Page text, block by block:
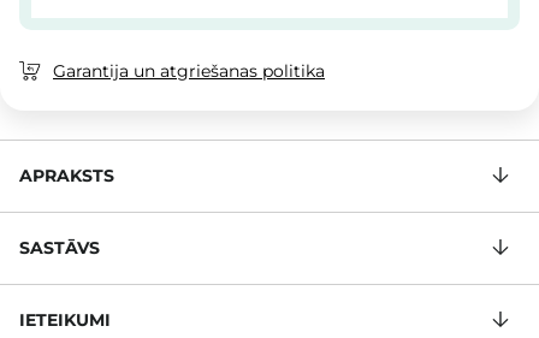
Garantija un atgriešanas politika
APRAKSTS
SASTĀVS
IETEIKUMI